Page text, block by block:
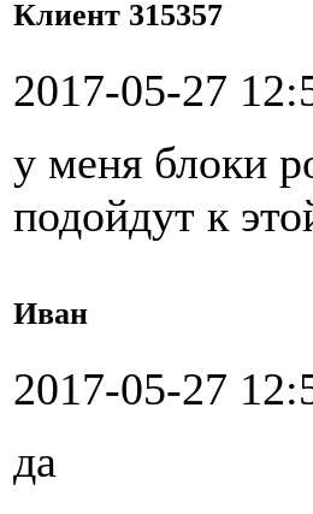
Клиент 315357
2017-05-27
у меня блоки
подойдут к
Иван
2017-05-27
да